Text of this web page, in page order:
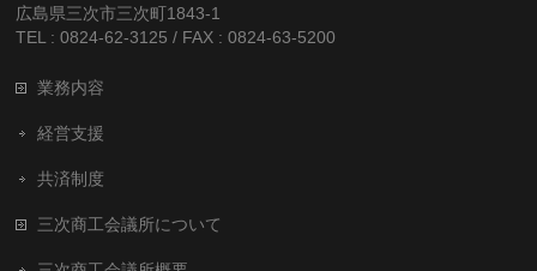
広島県三次市三次町1843-1
TEL : 0824-62-3125 / FAX : 0824-63-5200
業務内容
経営支援
共済制度
三次商工会議所について